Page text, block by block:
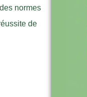
normes
de